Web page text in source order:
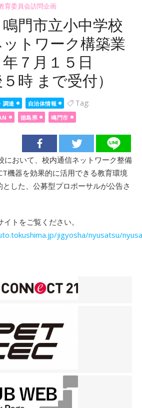
育委員会訪問企画
鳴門市立小中学校
トワーク構築業
７月１５日
５時 まで受付）
調達 自治体情報 Tag:
徳島県 鳴門市
において、校内通信ネットワーク整備
機器を効果的に活用できる教育環境
した、公募型プロポーサルが公告さ
トをご覧ください。
jigyosha/nyusatsu/